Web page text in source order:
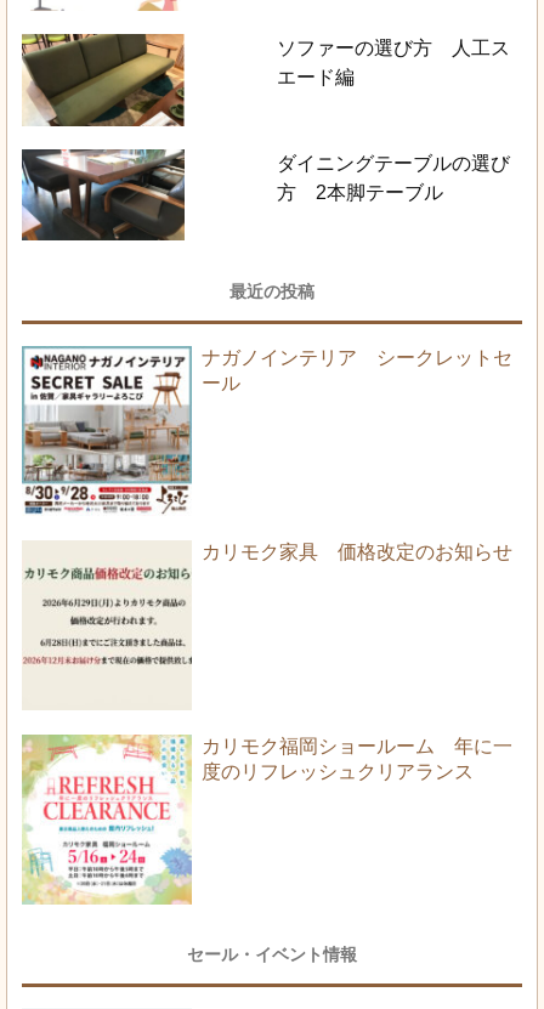
ソファーの選び方 人工ス
エード編
ダイニングテーブルの選び
方 2本脚テーブル
最近の投稿
ナガノインテリア シークレットセ
ール
カリモク家具 価格改定のお知らせ
カリモク福岡ショールーム 年に一
度のリフレッシュクリアランス
セール・イベント情報